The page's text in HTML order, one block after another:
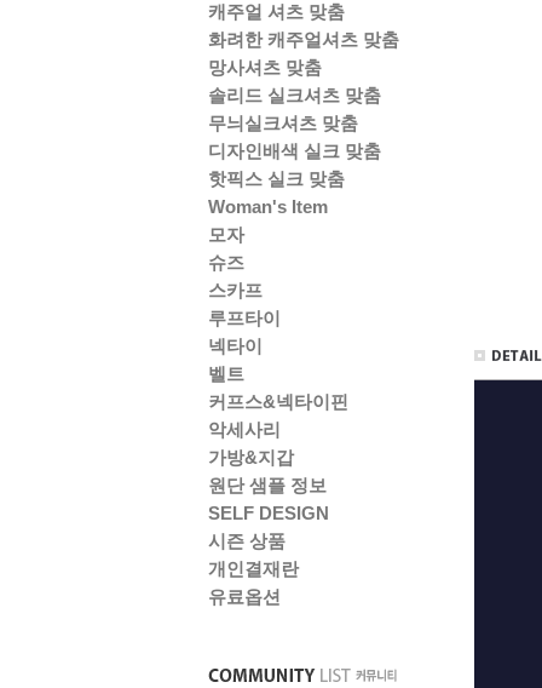
캐주얼 셔츠 맞춤
화려한 캐주얼셔츠 맞춤
망사셔츠 맞춤
솔리드 실크셔츠 맞춤
무늬실크셔츠 맞춤
디자인배색 실크 맞춤
핫픽스 실크 맞춤
Woman's Item
모자
슈즈
스카프
루프타이
넥타이
벨트
커프스&넥타이핀
악세사리
가방&지갑
원단 샘플 정보
SELF DESIGN
시즌 상품
개인결재란
유료옵션